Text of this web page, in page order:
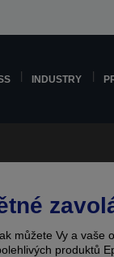
INDUSTRY
můžete Vy a vaše
produktů